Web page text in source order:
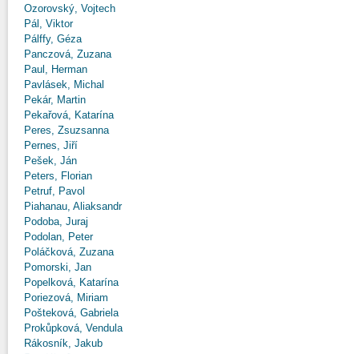
Ozorovský, Vojtech
Pál, Viktor
Pálffy, Géza
Panczová, Zuzana
Paul, Herman
Pavlásek, Michal
Pekár, Martin
Pekařová, Katarína
Peres, Zsuzsanna
Pernes, Jiří
Pešek, Ján
Peters, Florian
Petruf, Pavol
Piahanau, Aliaksandr
Podoba, Juraj
Podolan, Peter
Poláčková, Zuzana
Pomorski, Jan
Popelková, Katarína
Poriezová, Miriam
Pošteková, Gabriela
Prokůpková, Vendula
Rákosník, Jakub